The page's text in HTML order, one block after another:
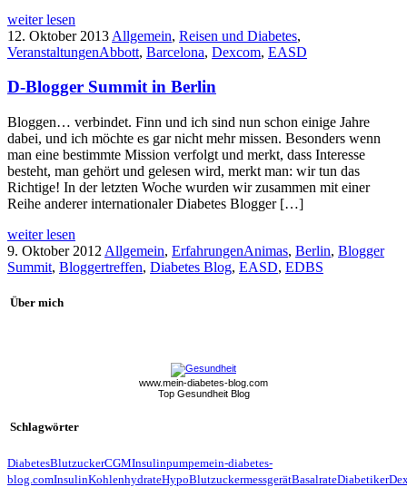
weiter lesen
12. Oktober 2013 Allgemein, Reisen und Diabetes,
VeranstaltungenAbbott, Barcelona, Dexcom, EASD
D-Blogger Summit in Berlin
Bloggen… verbindet. Finn und ich sind nun schon einige Jahre
dabei, und ich möchte es gar nicht mehr missen. Besonders wenn
man eine bestimmte Mission verfolgt und merkt, dass Interesse
besteht, man gehört und gelesen wird, merkt man: wir tun das
Richtige! In der letzten Woche wurden wir zusammen mit einer
Reihe anderer internationaler Diabetes Blogger […]
weiter lesen
9. Oktober 2012 Allgemein, ErfahrungenAnimas, Berlin, Blogger
Summit, Bloggertreffen, Diabetes Blog, EASD, EDBS
Über mich
www.mein-diabetes-blog.com
Top Gesundheit Blog
Schlagwörter
DiabetesBlutzuckerCGMInsulinpumpemein-diabetes-
blog.comInsulinKohlenhydrateHypoBlutzuckermessgerätBasalrateDiabetiker